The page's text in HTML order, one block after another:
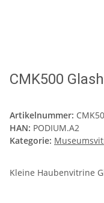
CMK500
Artikelnummer:
HAN: PODIUM.A2
Kategorie:
Kleine Haubenvitrine